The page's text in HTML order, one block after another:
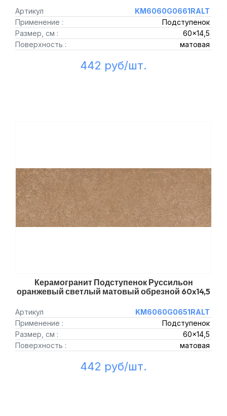
Артикул
KM6060G0661RALT
Применение :
Подступенок
Размер, см :
60x14,5
Поверхность :
матовая
442 руб/шт.
Керамогранит Подступенок Руссильон
оранжевый светлый матовый обрезной 60x14,5
Артикул
KM6060G0651RALT
Применение :
Подступенок
Размер, см :
60x14,5
Поверхность :
матовая
442 руб/шт.